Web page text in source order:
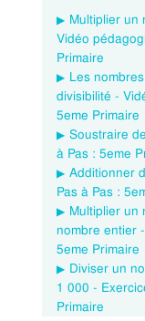
Multiplier un
Vidéo
Primaire
Les
divisibilité -
5eme Primaire
Soustraire
à Pas : 5eme
Additionner
Pas à Pas :
Multiplier un
nombre entier
5eme Primaire
Diviser un
1 000 -
Primaire